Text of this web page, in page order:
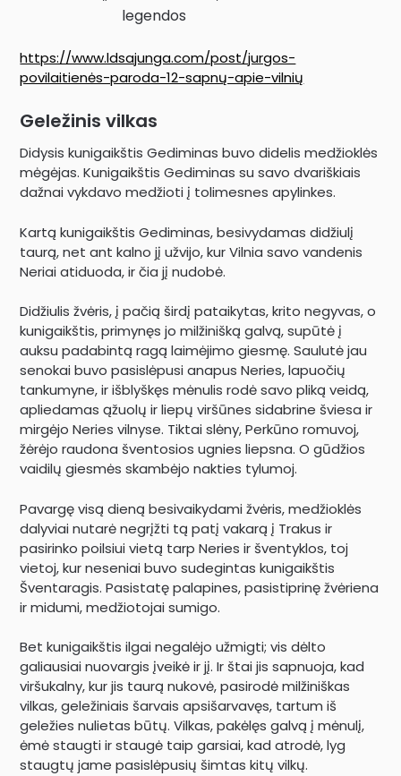
legendos
https://www.ldsajunga.com/post/jurgos-
povilaitienės-paroda-12-sapnų-apie-vilnių
Geležinis vilkas
Didysis kunigaikštis Gediminas buvo didelis medžioklės
mėgėjas. Kunigaikštis Gediminas su savo dvariškiais
dažnai vykdavo medžioti į tolimesnes apylinkes.
Kartą kunigaikštis Gediminas, besivydamas didžiulį
taurą, net ant kalno jį užvijo, kur Vilnia savo vandenis
Neriai atiduoda, ir čia jį nudobė.
Didžiulis žvėris, į pačią širdį pataikytas, krito negyvas, o
kunigaikštis, primynęs jo milžinišką galvą, supūtė į
auksu padabintą ragą laimėjimo giesmę. Saulutė jau
senokai buvo pasislėpusi anapus Neries, lapuočių
tankumyne, ir išblyškęs mėnulis rodė savo pliką veidą,
apliedamas ąžuolų ir liepų viršūnes sidabrine šviesa ir
mirgėjo Neries vilnyse. Tiktai slėny, Perkūno romuvoj,
žėrėjo raudona šventosios ugnies liepsna. O gūdžios
vaidilų giesmės skambėjo nakties tylumoj.
Pavargę visą dieną besivaikydami žvėris, medžioklės
dalyviai nutarė negrįžti tą patį vakarą į Trakus ir
pasirinko poilsiui vietą tarp Neries ir šventyklos, toj
vietoj, kur neseniai buvo sudegintas kunigaikštis
Šventaragis. Pasistatę palapines, pasistiprinę žvėriena
ir midumi, medžiotojai sumigo.
Bet kunigaikštis ilgai negalėjo užmigti; vis dėlto
galiausiai nuovargis įveikė ir jį. Ir štai jis sapnuoja, kad
viršukalny, kur jis taurą nukovė, pasirodė milžiniškas
vilkas, geležiniais šarvais apsišarvavęs, tartum iš
geležies nulietas būtų. Vilkas, pakėlęs galvą į mėnulį,
ėmė staugti ir staugė taip garsiai, kad atrodė, lyg
staugtų jame pasislėpusių šimtas kitų vilkų.